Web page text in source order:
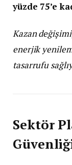
yüzde 75’e
Kazan
enerjik
tasarrufu
Sektör